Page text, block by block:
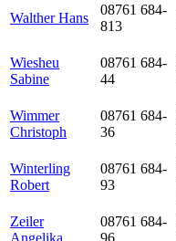
Walther Hans
08761 684-
813
Wiesheu
Sabine
08761 684-
44
Wimmer
Christoph
08761 684-
36
Winterling
Robert
08761 684-
93
Zeiler
Angelika
08761 684-
96